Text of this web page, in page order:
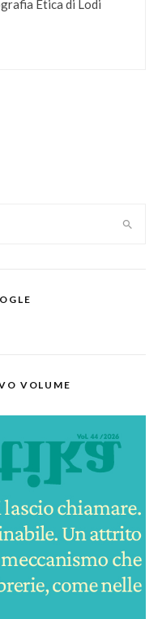
Etica di Lodi
VOLUME